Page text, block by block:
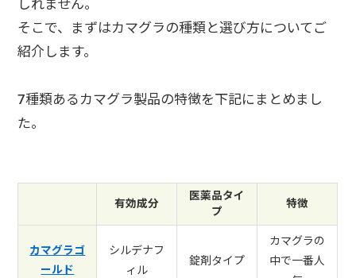
しれません。
そこで、まずはカマグラの種類と選び方についてご
紹介します。
7種類あるカマグラ製品の特徴を下記にまとめまし
た。
有効成分
医薬品タイ
プ
特徴
カマグラゴ
ールド
シルデナフ
ィル
錠剤タイプ
カマグラの
中で一番人